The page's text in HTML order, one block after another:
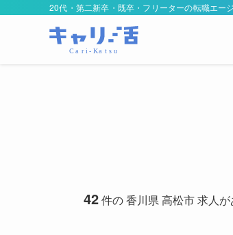
20代・第二新卒・既卒・フリーターの転職エー
42件の 香川県 高松市 求人